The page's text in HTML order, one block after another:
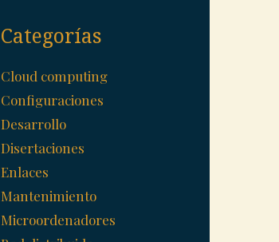
Categorías
Cloud computing
Configuraciones
Desarrollo
Disertaciones
Enlaces
Mantenimiento
Microordenadores